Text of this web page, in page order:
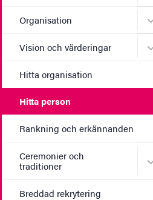
Organisation
Vision och värderingar
Hitta organisation
Hitta person
Rankning och erkännanden
Ceremonier och
traditioner
Breddad rekrytering